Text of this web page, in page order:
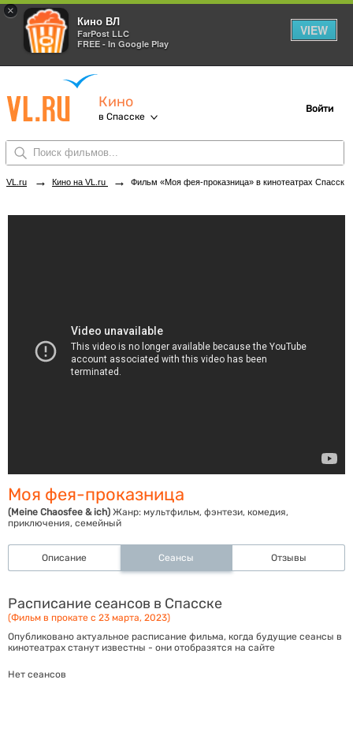
×
Кино ВЛ
FarPost LLC
FREE - In Google Play
VIEW
Кино
в Спасске
Войти
VL.ru → Кино на VL.ru → Фильм «Моя фея-проказница» в кинотеатрах Спасска. Купить билеты!
Моя фея-проказница
(Meine Chaosfee & ich) Жанр: мультфильм, фэнтези, комедия,
приключения, семейный
Описание Сеансы Отзывы
Расписание сеансов в Спасске
(Фильм в прокате с 23 марта, 2023)
Опубликовано актуальное расписание фильма, когда будущие сеансы в
кинотеатрах станут известны - они отобразятся на сайте
Нет сеансов